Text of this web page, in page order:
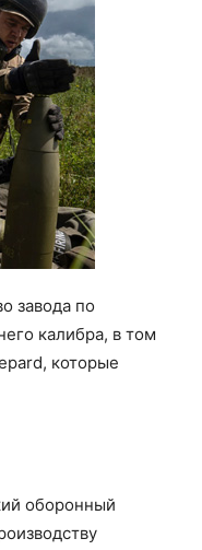
завода по
калибра, в том
которые
оборонный